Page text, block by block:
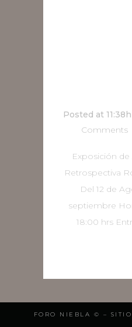
Posted at 11:38h
Comments
Exposición de
Retrospectiva
Del 12 de
septiembre
18:00 hrs
FORO NIEBLA © –